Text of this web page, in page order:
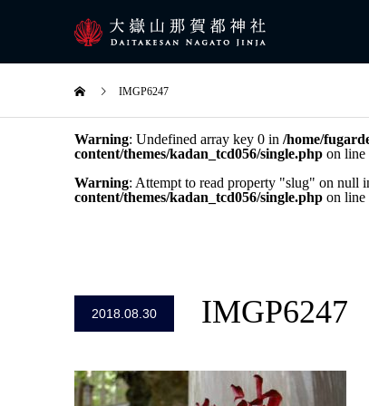
IMGP6247
Warning: Undefined array key 0 in /home/
content/themes/kadan_tcd056/single.php on line
Warning: Attempt to read property "slug" on null
content/themes/kadan_tcd056/single.php on line
2018.08.30 IMGP6247